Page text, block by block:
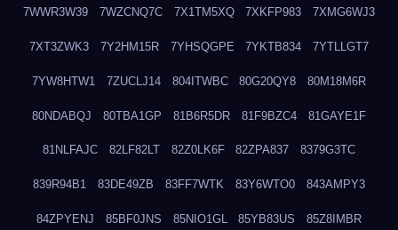
7WWR3W39 7WZCNQ7C 7X1TM5XQ 7XKFP983 7XMG6WJ3
7XT3ZWK3 7Y2HM15R 7YHSQGPE 7YKTB834 7YTLLGT7
7YW8HTW1 7ZUCLJ14 804ITWBC 80G20QY8 80M18M6R
80NDABQJ 80TBA1GP 81B6R5DR 81F9BZC4 81GAYE1F
81NLFAJC 82LF82LT 82Z0LK6F 82ZPA837 8379G3TC
839R94B1 83DE49ZB 83FF7WTK 83Y6WTO0 843AMPY3
84ZPYENJ 85BF0JNS 85NIO1GL 85YB83US 85Z8IMBR